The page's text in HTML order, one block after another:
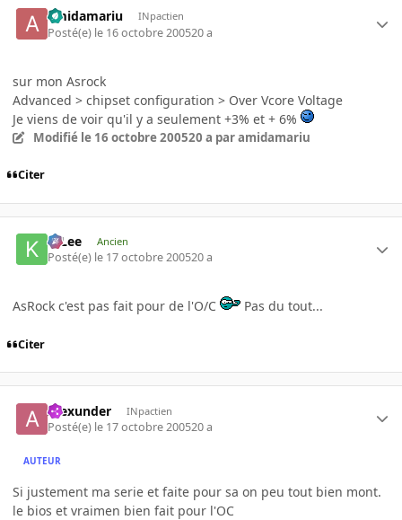
amidamariu INpactien
Posté(e) le 16 octobre 200520 a
sur mon Asrock
Advanced > chipset configuration > Over Vcore Voltage
Je viens de voir qu'il y a seulement +3% et + 6%
Modifié le 16 octobre 200520 a par amidamariu
Citer
K-Lee Ancien
Posté(e) le 17 octobre 200520 a
AsRock c'est pas fait pour de l'O/C Pas du tout...
Citer
Alexunder INpactien
Posté(e) le 17 octobre 200520 a
AUTEUR
Si justement ma serie et faite pour sa on peu tout bien mont.
le bios et vraimen bien fait pour l'OC